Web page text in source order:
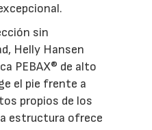
sin
Helly Hansen
PEBAX® de alto
el pie frente a
propios de los
estructura ofrece